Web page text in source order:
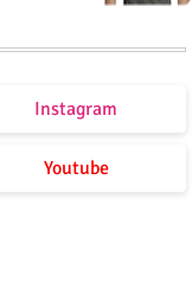
Instagram
Youtube